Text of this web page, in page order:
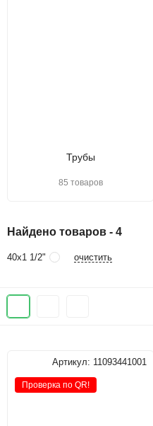
Трубы
85 товаров
Найдено товаров - 4
40х1 1/2" очистить
Артикул: 11093441001
Проверка по QR!